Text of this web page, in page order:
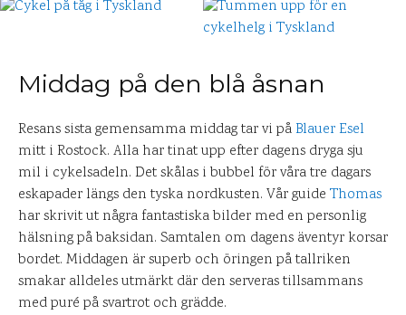
Middag på den blå åsnan
Resans sista gemensamma middag tar vi påBlauer Esel
mitt i Rostock. Alla har tinat upp efter dagens dryga sju
mil i cykelsadeln. Det skålas i bubbel för våra tre dagars
eskapader längs den tyska nordkusten. Vår guide Thomas
har skrivit ut några fantastiska bilder med en personlig
hälsning på baksidan. Samtalen om dagens äventyr korsar
bordet. Middagen är superb och öringen på tallriken
smakar alldeles utmärkt där den serveras tillsammans
med puré på svartrot och grädde.